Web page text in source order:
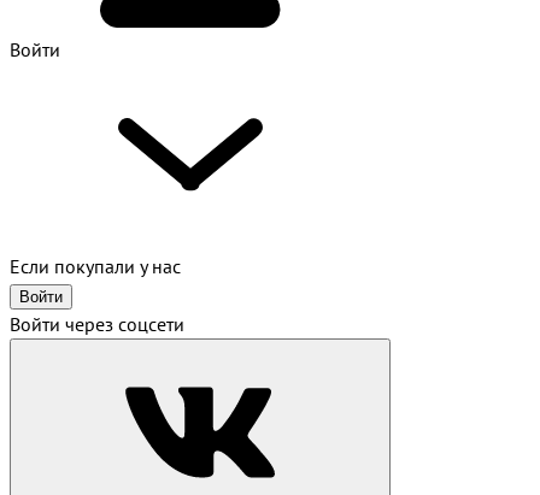
Войти
Если покупали у нас
Войти
Войти через соцсети